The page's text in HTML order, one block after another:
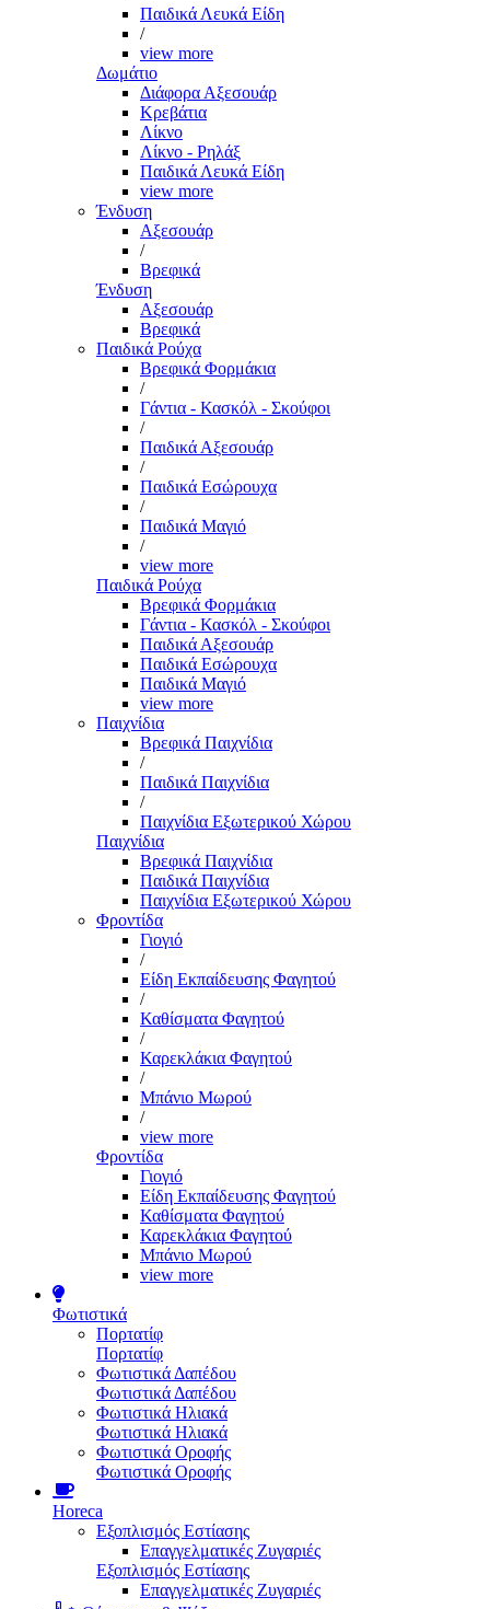
Παιδικά Λευκά Είδη
/
view more
Δωμάτιο
Διάφορα Αξεσουάρ
Κρεβάτια
Λίκνο
Λίκνο - Ρηλάξ
Παιδικά Λευκά Είδη
view more
Ένδυση
Αξεσουάρ
/
Βρεφικά
Ένδυση
Αξεσουάρ
Βρεφικά
Παιδικά Ρούχα
Βρεφικά Φορμάκια
/
Γάντια - Κασκόλ - Σκούφοι
/
Παιδικά Αξεσουάρ
/
Παιδικά Εσώρουχα
/
Παιδικά Μαγιό
/
view more
Παιδικά Ρούχα
Βρεφικά Φορμάκια
Γάντια - Κασκόλ - Σκούφοι
Παιδικά Αξεσουάρ
Παιδικά Εσώρουχα
Παιδικά Μαγιό
view more
Παιχνίδια
Βρεφικά Παιχνίδια
/
Παιδικά Παιχνίδια
/
Παιχνίδια Εξωτερικού Χώρου
Παιχνίδια
Βρεφικά Παιχνίδια
Παιδικά Παιχνίδια
Παιχνίδια Εξωτερικού Χώρου
Φροντίδα
Γιογιό
/
Είδη Εκπαίδευσης Φαγητού
/
Καθίσματα Φαγητού
/
Καρεκλάκια Φαγητού
/
Μπάνιο Μωρού
/
view more
Φροντίδα
Γιογιό
Είδη Εκπαίδευσης Φαγητού
Καθίσματα Φαγητού
Καρεκλάκια Φαγητού
Μπάνιο Μωρού
view more
Φωτιστικά
Πορτατίφ
Πορτατίφ
Φωτιστικά Δαπέδου
Φωτιστικά Δαπέδου
Φωτιστικά Ηλιακά
Φωτιστικά Ηλιακά
Φωτιστικά Οροφής
Φωτιστικά Οροφής
Horeca
Εξοπλισμός Εστίασης
Επαγγελματικές Ζυγαριές
Εξοπλισμός Εστίασης
Επαγγελματικές Ζυγαριές